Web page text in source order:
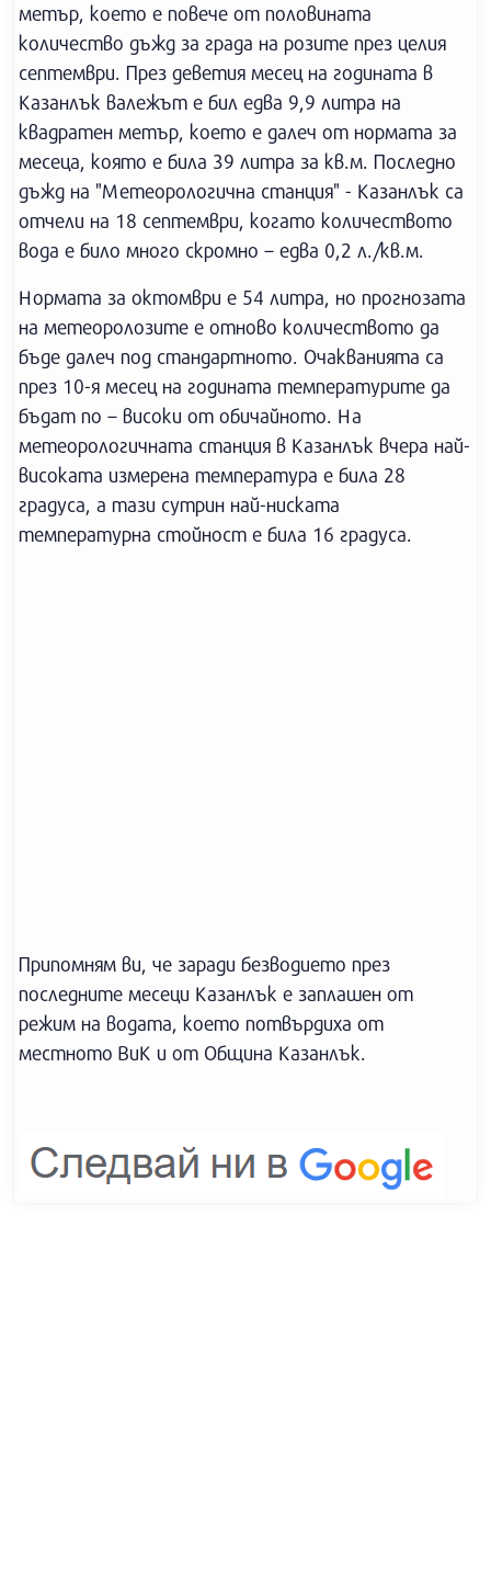
метър, което е повече от половината
количество дъжд за града на розите през целия
септември. През деветия месец на годината в
Казанлък валежът е бил едва 9,9 литра на
квадратен метър, което е далеч от нормата за
месеца, която е била 39 литра за кв.м. Последно
дъжд на "Метеорологична станция" - Казанлък са
отчели на 18 септември, когато количеството
вода е било много скромно – едва 0,2 л./кв.м.
Нормата за октомври е 54 литра, но прогнозата
на метеоролозите е отново количеството да
бъде далеч под стандартното. Очакванията са
през 10-я месец на годината температурите да
бъдат по – високи от обичайното. На
метеорологичната станция в Казанлък вчера най-
високата измерена температура е била 28
градуса, а тази сутрин най-ниската
температурна стойност е била 16 градуса.
Припомням ви, че заради безводието през
последните месеци Казанлък е заплашен от
режим на водата, което потвърдиха от
местното ВиК и от Община Казанлък.